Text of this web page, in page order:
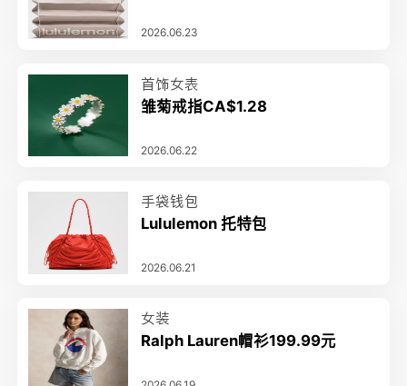
2026.06.23
首饰女表
雏菊戒指CA$1.28
2026.06.22
手袋钱包
Lululemon 托特包
2026.06.21
女装
Ralph Lauren帽衫199.99元